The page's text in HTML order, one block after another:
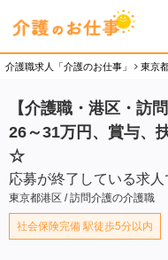
介護職求人「介護のお仕事」 東京
【介護職・港区・訪
26～31万円、賞与、
☆
応募が終了している求人
東京都港区 / 訪問介護の介護職
社会保険完備 駅徒歩5分以内